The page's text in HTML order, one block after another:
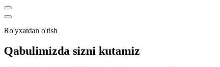
Ro'yxatdan o'tish
Qabulimizda sizni kutamiz